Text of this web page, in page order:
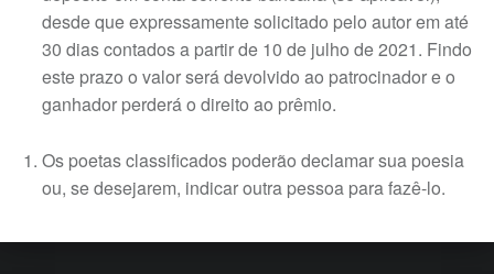
desde que expressamente solicitado pelo autor em até
30 dias contados a partir de 10 de julho de 2021. Findo
este prazo o valor será devolvido ao patrocinador e o
ganhador perderá o direito ao prêmio.
Os poetas classificados poderão declamar sua poesia
ou, se desejarem, indicar outra pessoa para fazê-lo.
Skip back to main navigation